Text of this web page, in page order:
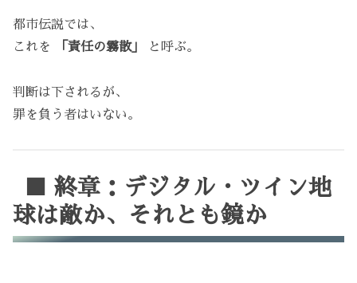
都市伝説では、
これを
「責任の霧散」 と呼ぶ。
判断は下されるが、
罪を負う者はいない。
■ 終章：デジタル・ツイン地
球は敵か、それとも鏡か